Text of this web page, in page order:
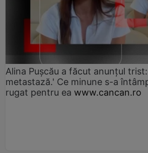
Alina Pușcău a făcut anunțul
metastază.' Ce minune s-a
rugat pentru ea www.cancan.ro